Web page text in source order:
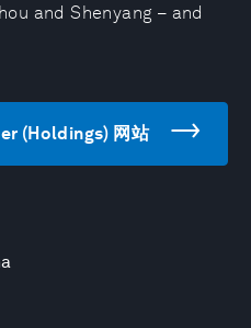
and Shenyang – and
(Holdings) 网站